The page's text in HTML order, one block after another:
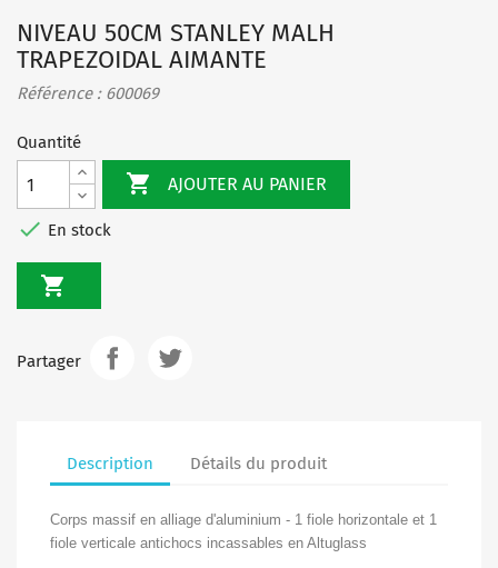
NIVEAU 50CM STANLEY MALH
TRAPEZOIDAL AIMANTE
Référence : 600069
Quantité
 AJOUTER AU PANIER
 En stock

Partager
Description Détails du produit
Corps massif en alliage d'aluminium - 1 fiole horizontale et 1
fiole verticale antichocs incassables en Altuglass